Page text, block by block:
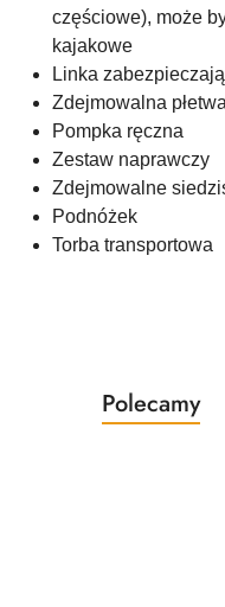
częściowe), może
kajakowe
Linka
Zdejmowalna płetwa
Pompka ręczna
Zestaw naprawczy
Zdejmowalne
Podnóżek
Torba transportowa
Pomiń karuzelę
Produkty
o
Polecamy